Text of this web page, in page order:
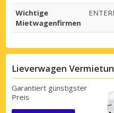
Wichtige
Mietwagenfirmen
Lieverwagen
Garantiert günstigster
Preis